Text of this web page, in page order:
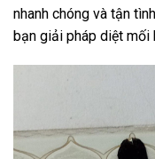
nhanh chóng và tận
bạn giải pháp diệt mối